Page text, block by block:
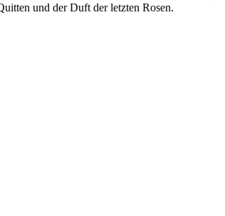
und der Duft der letzten Rosen.